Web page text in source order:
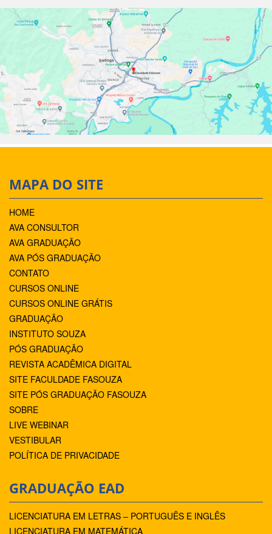
MAPA DO SITE
HOME
AVA CONSULTOR
AVA GRADUAÇÃO
AVA PÓS GRADUAÇÃO
CONTATO
CURSOS ONLINE
CURSOS ONLINE GRÁTIS
GRADUAÇÃO
INSTITUTO SOUZA
PÓS GRADUAÇÃO
REVISTA ACADÊMICA DIGITAL
SITE FACULDADE FASOUZA
SITE PÓS GRADUAÇÃO FASOUZA
SOBRE
LIVE WEBINAR
VESTIBULAR
POLÍTICA DE PRIVACIDADE
GRADUAÇÃO EAD
LICENCIATURA EM LETRAS – PORTUGUÊS E INGLÊS
LICENCIATURA EM MATEMÁTICA